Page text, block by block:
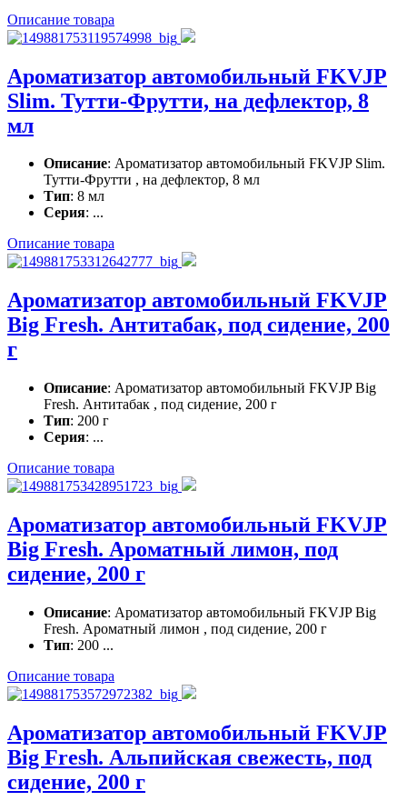
Описание товара
Ароматизатор автомобильный FKVJP
Slim. Тутти-Фрутти, на дефлектор, 8
мл
Описание: Ароматизатор автомобильный FKVJP Slim.
Тутти-Фрутти , на дефлектор, 8 мл
Тип: 8 мл
Серия: ...
Описание товара
Ароматизатор автомобильный FKVJP
Big Fresh. Антитабак, под сидение, 200
г
Описание: Ароматизатор автомобильный FKVJP Big
Fresh. Антитабак , под сидение, 200 г
Тип: 200 г
Серия: ...
Описание товара
Ароматизатор автомобильный FKVJP
Big Fresh. Ароматный лимон, под
сидение, 200 г
Описание: Ароматизатор автомобильный FKVJP Big
Fresh. Ароматный лимон , под сидение, 200 г
Тип: 200 ...
Описание товара
Ароматизатор автомобильный FKVJP
Big Fresh. Альпийская свежесть, под
сидение, 200 г